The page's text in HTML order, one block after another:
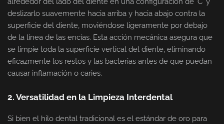
deslizarlo suavemente hacia arriba y hacia abajo contra la
superficie del diente, moviéndose ligeramente por debajo
de la línea de las encías. Esta acción mecánica asegura que
se limpie toda la superficie vertical del diente, eliminando
eficazmente los restos y las bacterias antes de que puedan
causar inflamación o caries.
2. Versatilidad en la Limpieza Interdental
Si bien el hilo dental tradicional es el estándar de oro para